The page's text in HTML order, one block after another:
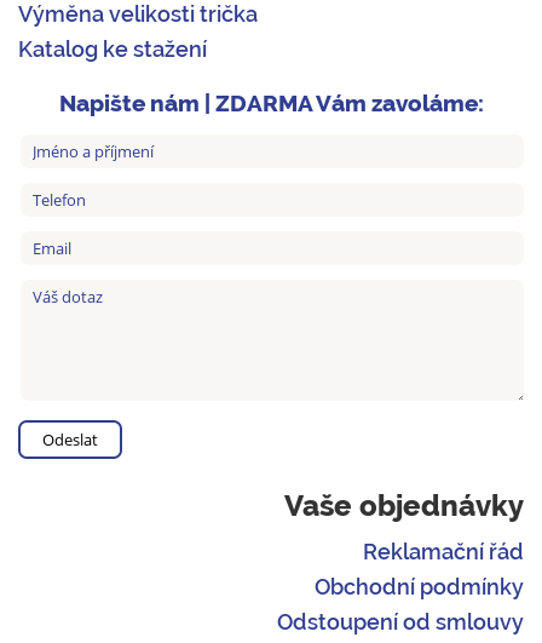
Výměna velikosti trička
Katalog ke stažení
Napište nám | ZDARMA Vám zavoláme:
Vaše objednávky
Reklamační řád
Obchodní podmínky
Odstoupení od smlouvy